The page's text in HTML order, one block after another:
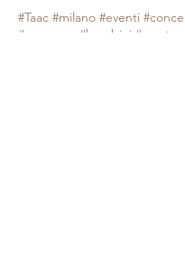
#Taac #milano #eventi
#rassegne #bambini #mostre